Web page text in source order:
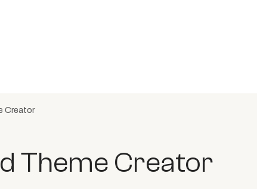
Creator
Theme Creator